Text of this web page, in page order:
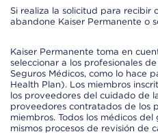
Si realiza la solicitud para recibir
abandone Kaiser Permanente o
Kaiser Permanente toma en
seleccionar a los profesionales
Seguros Médicos, como lo hace
Health Plan). Los miembros
los proveedores del cuidado de
proveedores contratados de los
miembros. Todos los médicos
mismos procesos de revisión de